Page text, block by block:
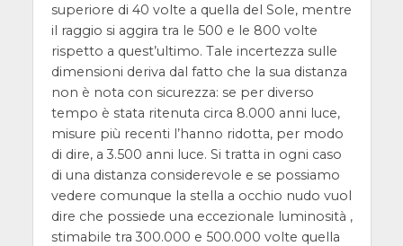
superiore di 40 volte a quella del Sole, mentre
il raggio si aggira tra le 500 e le 800 volte
rispetto a quest’ultimo. Tale incertezza sulle
dimensioni deriva dal fatto che la sua distanza
non è nota con sicurezza: se per diverso
tempo è stata ritenuta circa 8.000 anni luce,
misure più recenti l’hanno ridotta, per modo
di dire, a 3.500 anni luce. Si tratta in ogni caso
di una distanza considerevole e se possiamo
vedere comunque la stella a occhio nudo vuol
dire che possiede una eccezionale luminosità ,
stimabile tra 300.000 e 500.000 volte quella